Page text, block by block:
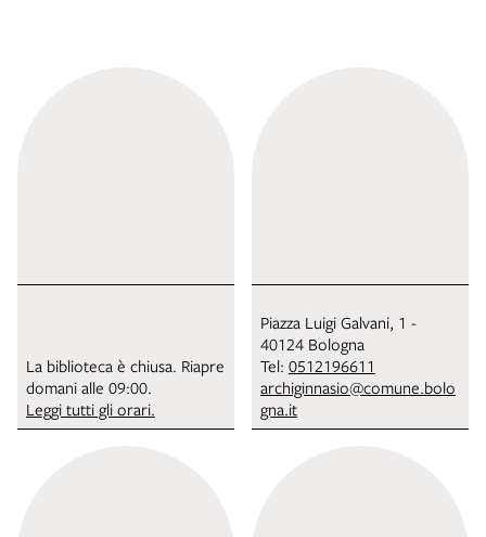
La biblioteca è chiusa. Riapre
domani alle 09:00.
Leggi tutti gli orari.
Piazza Luigi Galvani, 1 -
40124 Bologna
Tel: 0512196611
archiginnasio@comune.bolo
gna.it